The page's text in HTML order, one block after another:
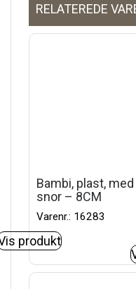
RELATEREDE
Bambi, plast, med
snor – 8CM
Varenr.: 16283
produkt